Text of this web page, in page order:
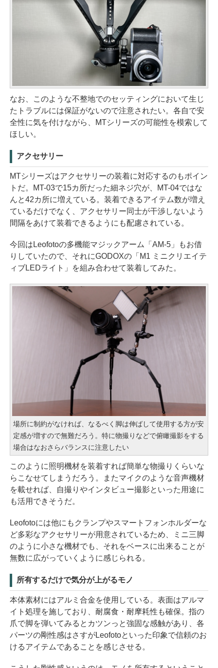
なお、このような不整地でのセッティングにおいて生じ
たトラブルには保証がないので注意されたい。各自で安
全性に気を付けながら、MTシリーズの可能性を模索して
ほしい。
アクセサリー
MTシリーズはアクセサリーの装着に対応するのもポイン
トだ。MT-03で15カ所だった細ネジ穴が、MT-04ではな
んと42カ所に増えている。装着できるアイテム数が増え
ているだけでなく、アクセサリー同士が干渉しないよう
間隔をあけて装着できるようにも配慮されている。
今回はLeofotoの多機能マジックアーム「AM-5」もお借
りしていたので、それにGODOXの「M1 ミニクリエイテ
ィブLEDライト」を組み合わせて装着してみた。
場所に制約がなければ、なるべく脚は伸ばして使用する方が安
定感が増すので無難だろう。特に物撮りなどで俯瞰撮影をする
場合はなおさらバランスに注意したい
このように照明機材を装着すれば簡単な物撮りくらいな
らこなせてしまうだろう。またマイクのような音声機材
を載せれば、自撮りやインタビュー撮影といった用途に
も活用できそうだ。
Leofotoには他にもクランプやスマートフォンホルダーな
ど多彩なアクセサリーが用意されているため、ミニ三脚
のように小さな機材でも、それをベースに出来ることが
無数に広がっていくように感じられる。
所有するだけで気分が上がるモノ
本体素材にはアルミ合金を使用している。表面はアルマ
イト処理を施しており、耐腐食・耐摩耗性も確保。指の
爪で脚を弾いてみるとカツンっと強固な感触があり、各
パーツの剛性感はさすがLeofotoといった印象で信頼のお
けるアイテムであることを感じさせる。